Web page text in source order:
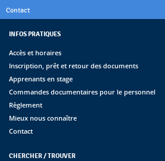
Contact
INFOS PRATIQUES
Accès et horaires
Inscription, prêt et retour des documents
Apprenants en stage
Commandes documentaires pour le personnel
Règlement
Mieux nous connaître
Contact
CHERCHER / TROUVER